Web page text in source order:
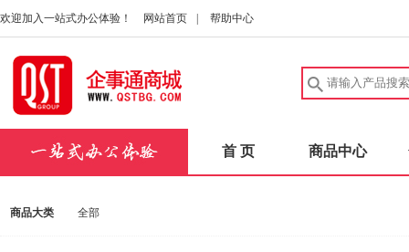
欢迎加入一站式办公体验！ 网站首页 帮助中心
首 页 商品中心
商品大类 全部